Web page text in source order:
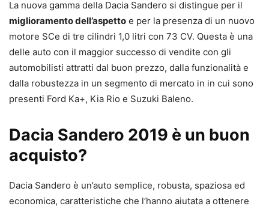
La nuova gamma della Dacia Sandero si distingue per il
miglioramento dell’aspetto e per la presenza di un nuovo
motore SCe di tre cilindri 1,0 litri con 73 CV. Questa è una
delle auto con il maggior successo di vendite con gli
automobilisti attratti dal buon prezzo, dalla funzionalità e
dalla robustezza in un segmento di mercato in in cui sono
presenti Ford Ka+, Kia Rio e Suzuki Baleno.
Dacia Sandero 2019 è un buon
acquisto?
Dacia Sandero è un’auto semplice, robusta, spaziosa ed
economica, caratteristiche che l’hanno aiutata a ottenere